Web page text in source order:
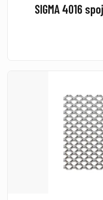
SIGMA 4016